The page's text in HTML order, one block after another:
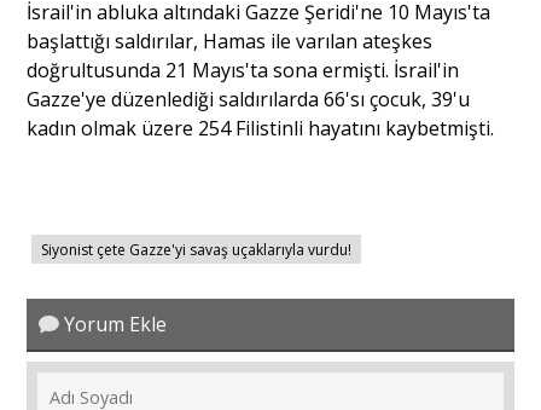
Eğitim
Ankara Analiz
Sağlık
İsrail'in abluka altındaki Gazze Şeridi'ne 10 Mayıs'ta
başlattığı saldırılar, Hamas ile varılan ateşkes
doğrultusunda 21 Mayıs'ta sona ermişti. İsrail'in
Gazze'ye düzenlediği saldırılarda 66'sı çocuk, 39'u
kadın olmak üzere 254 Filistinli hayatını kaybetmişti.
Siyonist çete Gazze'yi savaş uçaklarıyla vurdu!
Yorum Ekle